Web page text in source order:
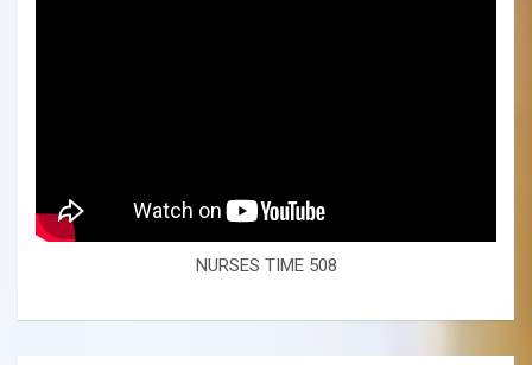
NURSES TIME 508